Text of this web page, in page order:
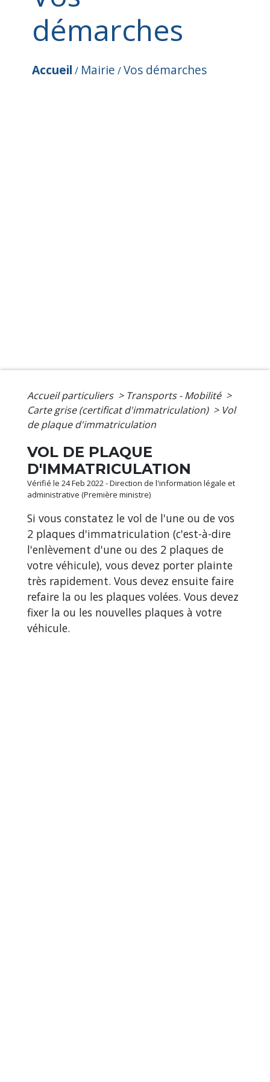
démarches
Accueil / Mairie /Vos démarches
Accueil particuliers > Transports - Mobilité >
Carte grise (certificat d'immatriculation) > Vol
de plaque d'immatriculation
VOL DE PLAQUE
D'IMMATRICULATION
Vérifié le 24 Feb 2022 - Direction de l'information légale et
administrative (Première ministre)
Si vous constatez le vol de l'une ou de vos
2 plaques d'immatriculation (c'est-à-dire
l'enlèvement d'une ou des 2 plaques de
votre véhicule), vous devez porter plainte
très rapidement. Vous devez ensuite faire
refaire la ou les plaques volées. Vous devez
fixer la ou les nouvelles plaques à votre
véhicule.